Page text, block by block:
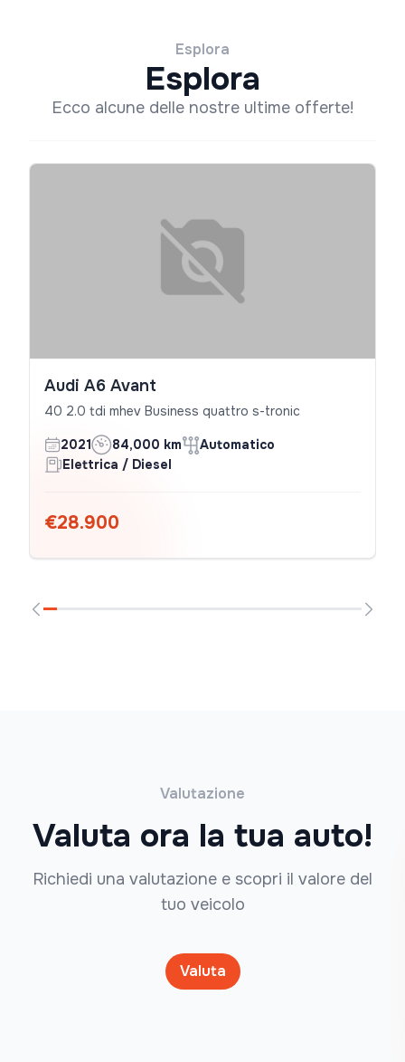
Esplora
Esplora
Ecco alcune delle nostre ultime offerte!
Audi A6 Avant
40 2.0 tdi mhev Business quattro s-tronic
2021 84,000 km
Automatico
Elettrica / Diesel
€28.900
Valutazione
Valuta ora la tua auto!
Richiedi una valutazione e scopri il valore del
tuo veicolo
Valuta